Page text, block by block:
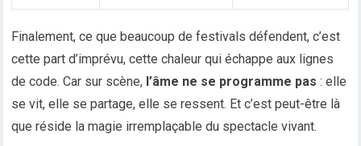
Finalement, ce que beaucoup de festivals défendent, c’est
cette part d’imprévu, cette chaleur qui échappe aux lignes
de code. Car sur scène, l’âme ne se programme pas : elle
se vit, elle se partage, elle se ressent. Et c’est peut-être là
que réside la magie irremplaçable du spectacle vivant.